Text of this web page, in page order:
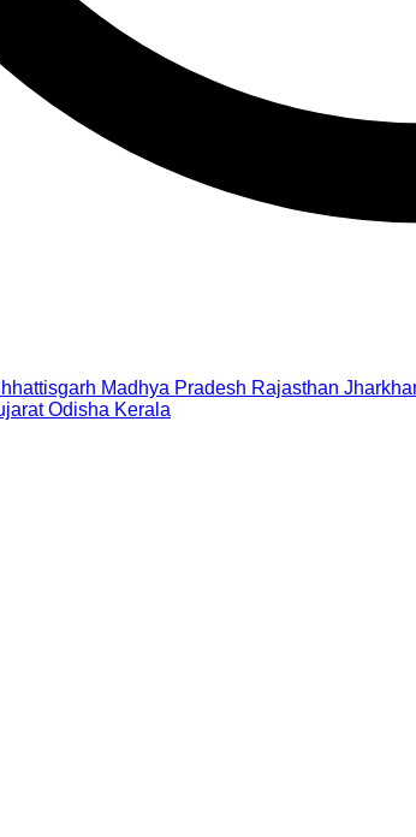
Madhya Pradesh Rajasthan
Odisha Kerala